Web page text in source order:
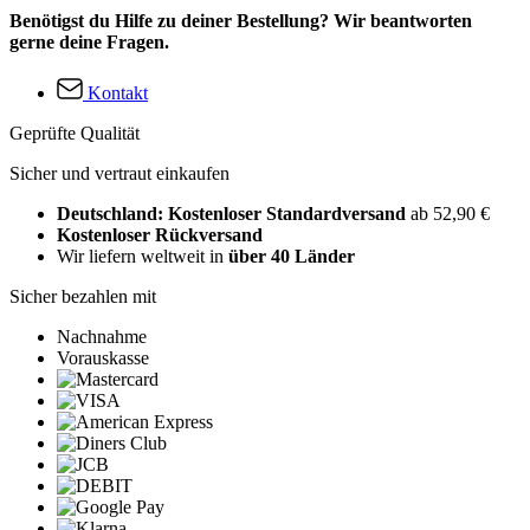
Benötigst du Hilfe zu deiner Bestellung? Wir beantworten
gerne deine Fragen.
Kontakt
Geprüfte Qualität
Sicher und vertraut einkaufen
Deutschland: Kostenloser Standardversand ab 52,90 €
Kostenloser Rückversand
Wir liefern weltweit in über 40 Länder
Sicher bezahlen mit
Nachnahme
Vorauskasse